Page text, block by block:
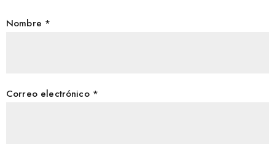
Nombre *
Correo electrónico *